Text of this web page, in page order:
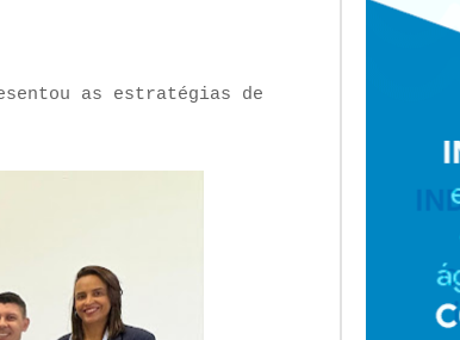
as estratégias de